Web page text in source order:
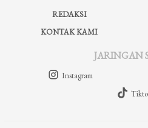
REDAKSI
KONTAK KAMI
JARINGAN
Instagram